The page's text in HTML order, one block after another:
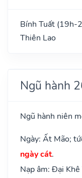
Bính Tuất (19h-
Thiên Lao
Ngũ hành
Ngũ hành niên
Ngày: Ất Mão;
ngày cát.
Nạp âm: Đại